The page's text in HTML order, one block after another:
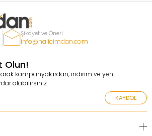
Şikayet ve Öneri
info@halicimdan.com
Olun!
kampanyalardan, indirim ve yeni
olabilirsiniz
KAYDOL